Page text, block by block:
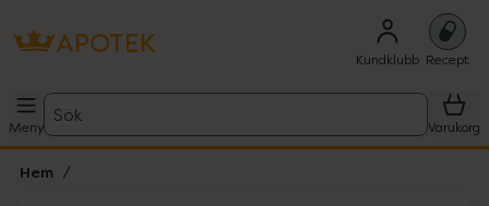
Kundklubb Recept
Meny
Sök
Varukorg
Hem